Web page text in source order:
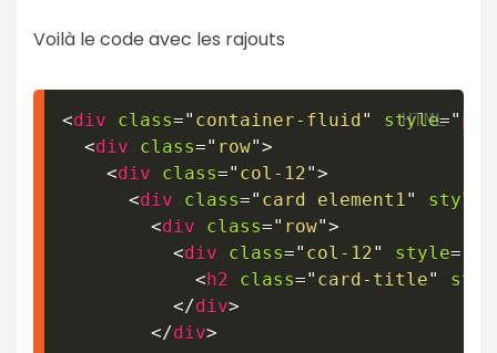
Voilà le code avec les rajouts
<div class=" container-fluid" style="
<div class=" row">
<div class=" col-12">
<div class=" card element1 " style
<div class=" row">
<div class=" col-12" style=
<h2 class=" card-title"
</div>
</div>